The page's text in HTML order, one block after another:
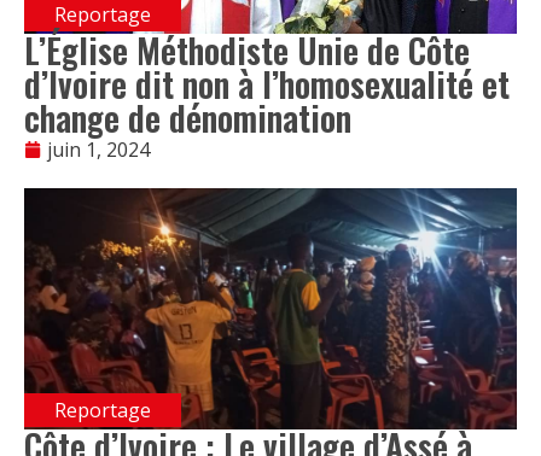
Reportage
L’Église Méthodiste Unie de Côte
d’Ivoire dit non à l’homosexualité et
change de dénomination
juin 1, 2024
Reportage
Côte d’Ivoire : Le village d’Assé à